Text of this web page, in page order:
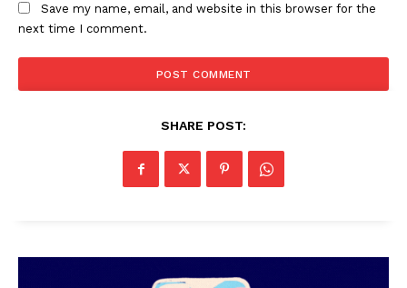
Save my name, email, and website in this browser for the
next time I comment.
SHARE POST: